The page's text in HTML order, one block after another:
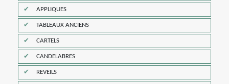
APPLIQUES
TABLEAUX ANCIENS
CARTELS
CANDELABRES
REVEILS